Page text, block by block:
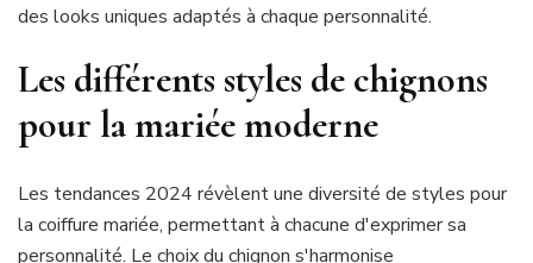
des looks uniques adaptés à chaque personnalité.
Les différents styles de chignons
pour la mariée moderne
Les tendances 2024 révèlent une diversité de styles pour
la coiffure mariée, permettant à chacune d'exprimer sa
personnalité. Le choix du chignon s'harmonise